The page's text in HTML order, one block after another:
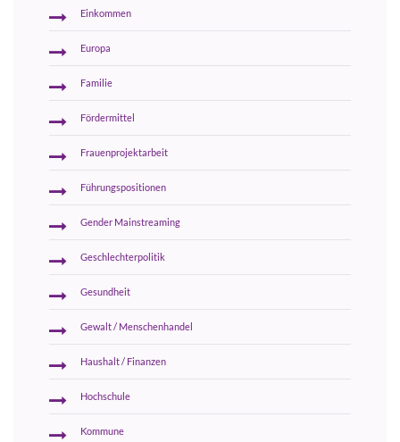
Einkommen
Europa
Familie
Fördermittel
Frauenprojektarbeit
Führungspositionen
Gender Mainstreaming
Geschlechterpolitik
Gesundheit
Gewalt / Menschenhandel
Haushalt / Finanzen
Hochschule
Kommune